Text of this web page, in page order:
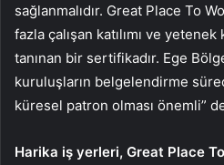
sağlanmalıdır. Great Place To
fazla çalışan katılımı ve yetenek
tanınan bir sertifikadır. Ege
kuruluşların belgelendirme
küresel patron olması önemli”
Harika iş yerleri, Great Place